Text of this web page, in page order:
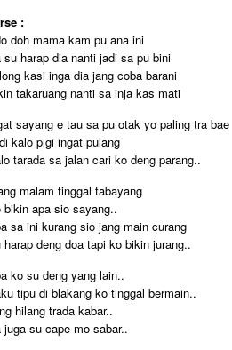
:
doh mama kam pu ana ini
su harap dia nanti jadi sa pu bini
kasi inga dia jang coba barani
takaruang nanti sa inja kas mati
sayang e tau sa pu otak yo paling tra bae
kalo pigi ingat pulang
tarada sa jalan cari ko deng parang..
malam tinggal tabayang
bikin apa sio sayang..
sa ini kurang sio jang main curang
harap deng doa tapi ko bikin jurang..
ko su deng yang lain..
tipu di blakang ko tinggal bermain..
hilang trada kabar..
juga su cape mo sabar..